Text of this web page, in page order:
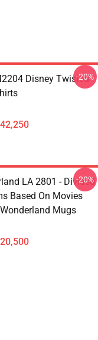
Disney Twisted
-20%
LA 2801 - Divided
Based On Movies
Mugs
-20%